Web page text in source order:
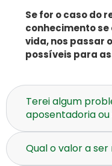
Se for o caso do
conhecimento
vida, nos passar
possíveis para
Terei algum
aposentadoria ou
Qual o valor a